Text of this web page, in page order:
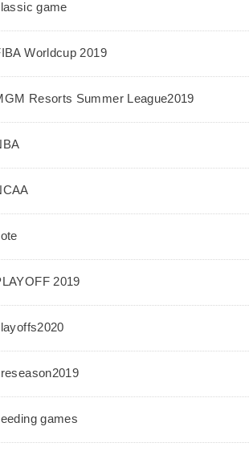
game
Worldcup 2019
Resorts Summer League2019
2019
games